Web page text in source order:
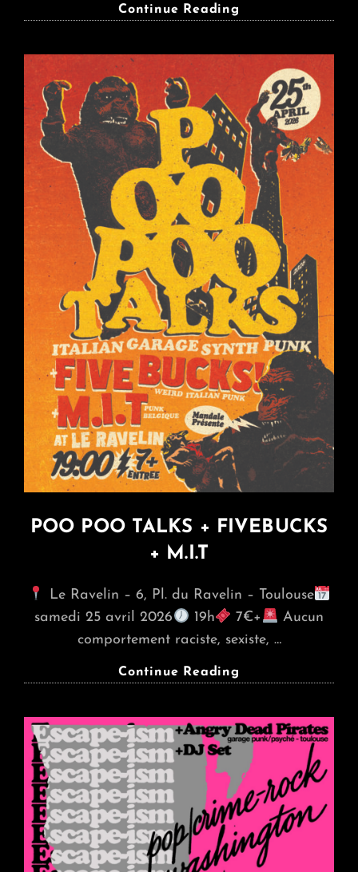
Continue Reading
KOWAI
MONO
DJ
BRUIT
BLANC
POO POO TALKS + FIVEBUCKS
+ M.I.T
Le Ravelin – 6, Pl. du Ravelin – Toulouse
samedi 25 avril 2026
19h 7€+
Aucun
comportement raciste, sexiste, …
Continue Reading
+
FIVEBUCKS
M.I.T